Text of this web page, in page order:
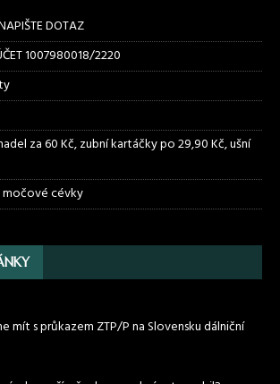
DOTAZ
1007980018/2220
za 60 Kč, zubní kartáčky po 29,90 Kč, ušní
cévky
mít s průkazem ZTP/P na Slovensku dálniční